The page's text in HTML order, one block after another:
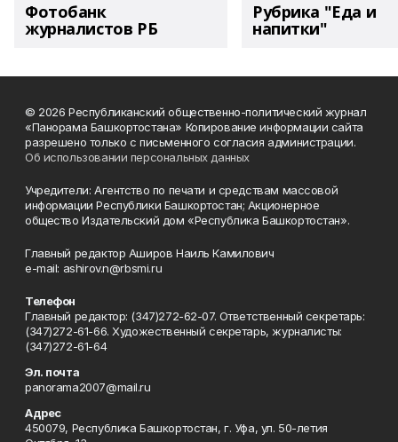
Фотобанк
журналистов РБ
Рубрика "Еда и
напитки"
© 2026 Республиканский общественно-политический журнал
«Панорама Башкортостана» Копирование информации сайта
разрешено только с письменного согласия администрации.
Об использовании персональных данных
Учредители: Агентство по печати и средствам массовой
информации Республики Башкортостан; Акционерное
общество Издательский дом «Республика Башкортостан».
Главный редактор Аширов Наиль Камилович
e-mail: ashirov.n@rbsmi.ru
Телефон
Главный редактор: (347)272-62-07. Ответственный секретарь:
(347)272-61-66. Художественный секретарь, журналисты:
(347)272-61-64
Эл. почта
panorama2007@mail.ru
Адрес
450079, Республика Башкортостан, г. Уфа, ул. 50-летия